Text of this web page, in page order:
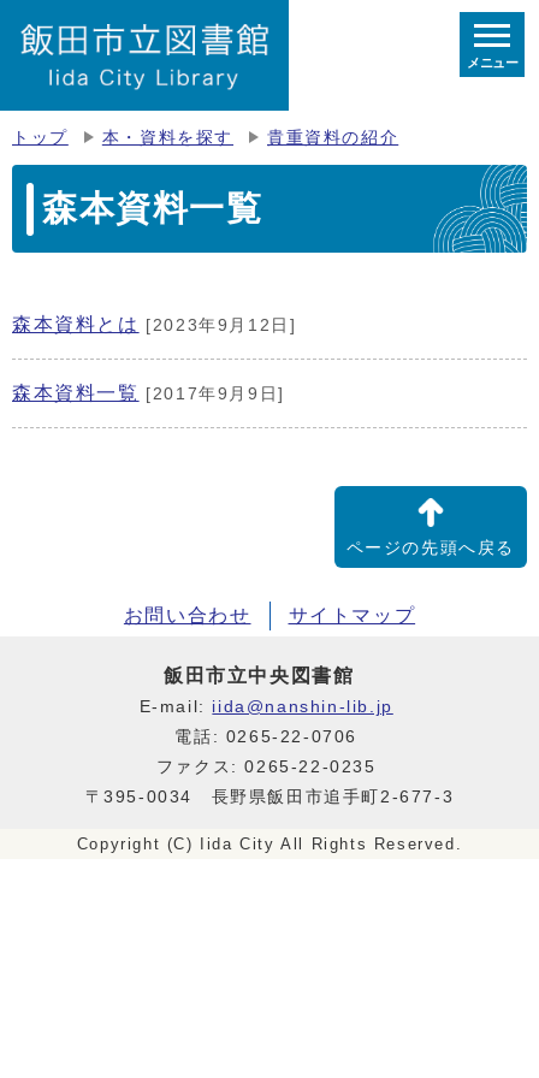
メニュー
トップ 本・資料を探す 貴重資料の紹介
森本資料一覧
森本資料とは [2023年9月12日]
森本資料一覧 [2017年9月9日]
ページの先頭へ戻る
お問い合わせ サイトマップ
飯田市立中央図書館
E-mail: iida@nanshin-lib.jp
電話: 0265-22-0706
ファクス: 0265-22-0235
〒395-0034 長野県飯田市追手町2-677-3
Copyright (C) Iida City All Rights Reserved.